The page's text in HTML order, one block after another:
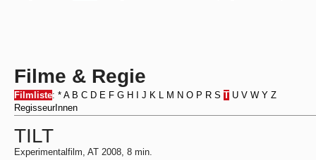
Filme & Regie
Filmliste: * A B C D E F G H J K L M N O P R S T U V W Y Z
RegisseurInnen
TILT
Experimentalfilm, AT 2008, 8 min.